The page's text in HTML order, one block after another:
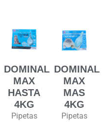
DOMINAL
MAX
HASTA
4KG
Pipetas
DOMINAL
MAX
MAS
4KG
Pipetas